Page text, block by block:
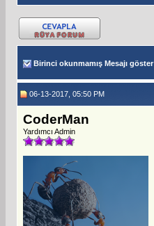
Birinci okunmamış Mesajı göster
06-13-2017, 05:50 PM
CoderMan
Yardımcı Admin